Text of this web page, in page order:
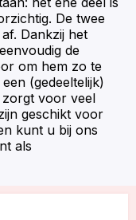
De twee
Dankzij het
de
om hem zo te
(gedeeltelijk)
zorgt voor veel
geschikt voor
kunt u bij ons
als